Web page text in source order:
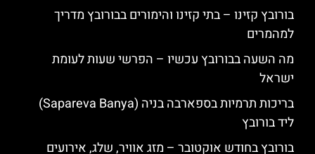
בורובץ קזינו – בתי קזינו והימורים בבורובץ מדריך
למהמרים
מה השעה בבורובץ עכשיו – הפרשי שעות לעומת
ישראל
בריכות תרמיות בספארבה בניה (Sapareva Banya)
ליד בורובץ
בורובץ בחודש אוקטובר – מזג אוויר, שלג, אירועים